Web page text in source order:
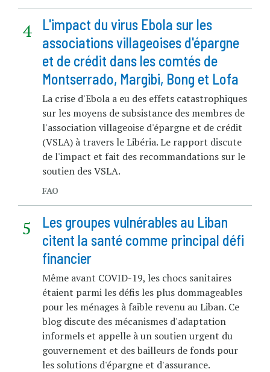
L'impact du virus Ebola sur les
associations villageoises d'épargne
et de crédit dans les comtés de
Montserrado, Margibi, Bong et Lofa
La crise d'Ebola a eu des effets catastrophiques
sur les moyens de subsistance des membres de
l'association villageoise d'épargne et de crédit
(VSLA) à travers le Libéria. Le rapport discute
de l'impact et fait des recommandations sur le
soutien des VSLA.
FAO
Les groupes vulnérables au Liban
citent la santé comme principal défi
financier
Même avant COVID-19, les chocs sanitaires
étaient parmi les défis les plus dommageables
pour les ménages à faible revenu au Liban. Ce
blog discute des mécanismes d'adaptation
informels et appelle à un soutien urgent du
gouvernement et des bailleurs de fonds pour
les solutions d'épargne et d'assurance.